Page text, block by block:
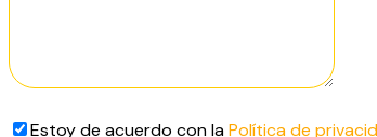
Estoy de acuerdo con laPolítica de